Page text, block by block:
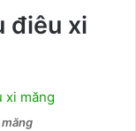
điêu xi